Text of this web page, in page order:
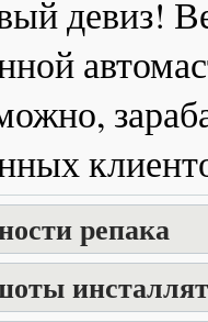
девиз!
репака